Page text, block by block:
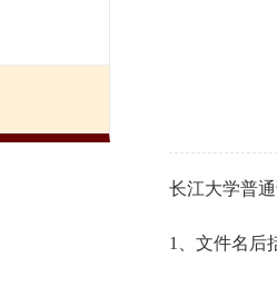
长江大学普
1、文件名后